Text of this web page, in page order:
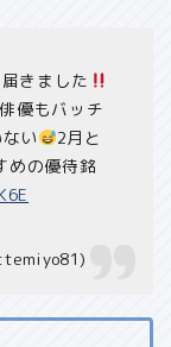
きました
優もバッチ
い
2月と
めの優待銘